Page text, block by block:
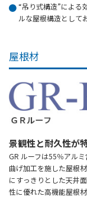
“吊り式構造”による
ルな屋根構造として
屋根材
景観性と耐久性が
GR ルーフは55％アル
曲げ加工を施した屋根
にすっきりとした天井
性に優れた高機能屋根材